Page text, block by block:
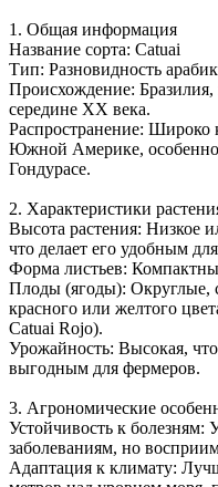
1. Общая информация
Название сорта: Catuai
Тип: Разновидность
Происхождение: Бразилия,
середине XX века.
Распространение: Широко
Южной Америке, особенно
Гондурасе.
2. Характеристики
Высота растения: Низкое
что делает его удобным
Форма листьев:
Плоды (ягоды): Округлые,
красного или желтого
Catuai Rojo).
Урожайность: Высокая,
выгодным для фермеров.
3. Агрономические
Устойчивость к болезням:
заболеваниям, но
Адаптация к климату: